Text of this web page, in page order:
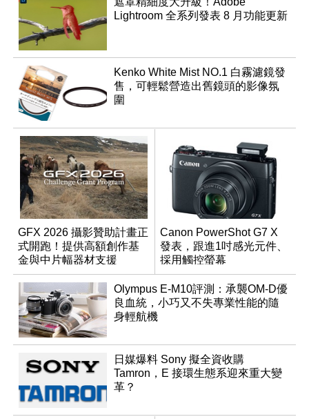
Lightroom 全系列發表 8 月功能更新
Kenko White Mist NO.1 白霧濾鏡發
售，可輕鬆營造出舊鏡頭的影像氛
圍
GFX 2026 攝影贊助計畫正
式開跑！提供高額創作基
金與中片幅器材支援
Canon PowerShot G7 X
發表，跟進1吋感光元件、
採用觸控螢幕
Olympus E-M10評測：承襲OM-D優
良血統，小巧又不失專業性能的隨
身輕航機
日媒爆料 Sony 擬全資收購
Tamron，E 接環生態系迎來重大變
革？